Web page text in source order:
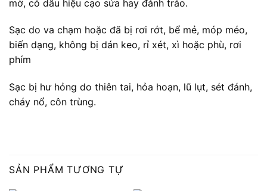
mờ, có dấu hiệu cạo sửa hay đánh tráo.
Sạc do va chạm hoặc đã bị rơi rớt, bể mẻ, móp méo,
biến dạng, không bị dán keo, rỉ xét, xì hoặc phù, rơi
phím
Sạc bị hư hỏng do thiên tai, hỏa hoạn, lũ lụt, sét đánh,
cháy nổ, côn trùng.
SẢN PHẨM TƯƠNG TỰ